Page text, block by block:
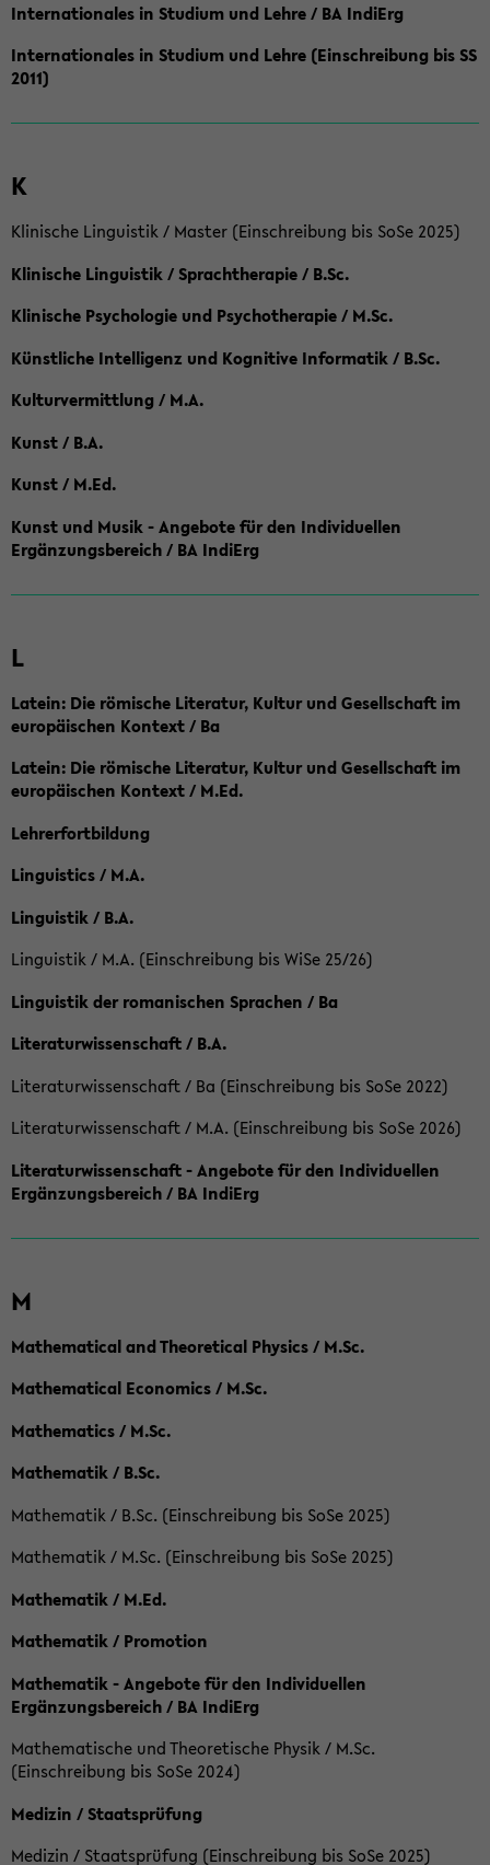
Internationales in Studium und Lehre / BA IndiErg
Internationales in Studium und Lehre (Einschreibung bis SS
2011)
K
Klinische Linguistik / Master (Einschreibung bis SoSe 2025)
Klinische Linguistik / Sprachtherapie / B.Sc.
Klinische Psychologie und Psychotherapie / M.Sc.
Künstliche Intelligenz und Kognitive Informatik / B.Sc.
Kulturvermittlung / M.A.
Kunst / B.A.
Kunst / M.Ed.
Kunst und Musik - Angebote für den Individuellen
Ergänzungsbereich / BA IndiErg
L
Latein: Die römische Literatur, Kultur und Gesellschaft im
europäischen Kontext / Ba
Latein: Die römische Literatur, Kultur und Gesellschaft im
europäischen Kontext / M.Ed.
Lehrerfortbildung
Linguistics / M.A.
Linguistik / B.A.
Linguistik / M.A. (Einschreibung bis WiSe 25/26)
Linguistik der romanischen Sprachen / Ba
Literaturwissenschaft / B.A.
Literaturwissenschaft / Ba (Einschreibung bis SoSe 2022)
Literaturwissenschaft / M.A. (Einschreibung bis SoSe 2026)
Literaturwissenschaft - Angebote für den Individuellen
Ergänzungsbereich / BA IndiErg
M
Mathematical and Theoretical Physics / M.Sc.
Mathematical Economics / M.Sc.
Mathematics / M.Sc.
Mathematik / B.Sc.
Mathematik / B.Sc. (Einschreibung bis SoSe 2025)
Mathematik / M.Sc. (Einschreibung bis SoSe 2025)
Mathematik / M.Ed.
Mathematik / Promotion
Mathematik - Angebote für den Individuellen
Ergänzungsbereich / BA IndiErg
Mathematische und Theoretische Physik / M.Sc.
(Einschreibung bis SoSe 2024)
Medizin / Staatsprüfung
Medizin / Staatsprüfung (Einschreibung bis SoSe 2025)